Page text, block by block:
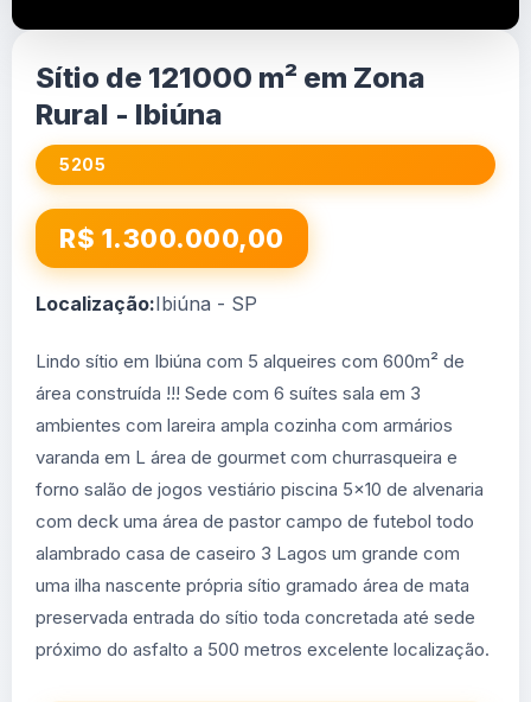
Sítio de 121000 m² em Zona
Rural - Ibiúna
5205
R$ 1.300.000,00
Localização:Ibiúna - SP
Lindo sítio em Ibiúna com 5 alqueires com 600m² de
área construída !!! Sede com 6 suítes sala em 3
ambientes com lareira ampla cozinha com armários
varanda em L área de gourmet com churrasqueira e
forno salão de jogos vestiário piscina 5x10 de alvenaria
com deck uma área de pastor campo de futebol todo
alambrado casa de caseiro 3 Lagos um grande com
uma ilha nascente própria sítio gramado área de mata
preservada entrada do sítio toda concretada até sede
próximo do asfalto a 500 metros excelente localização.